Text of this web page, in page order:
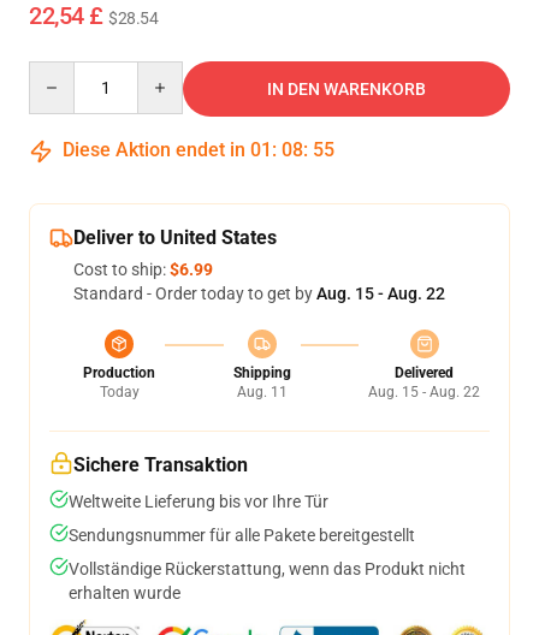
22,54 £ $28.54
IN DEN WARENKORB
Diese Aktion endet in 01 : 08: 54
Deliver to United States
Cost to ship:$6.99
Standard - Order today to get byAug. 15 - Aug. 22
Production
Today
Shipping
Aug. 11
Delivered
Aug. 15 - Aug. 22
Sichere Transaktion
Weltweite Lieferung bis vor Ihre Tür
Sendungsnummer für alle Pakete bereitgestellt
Vollständige Rückerstattung, wenn das Produkt nicht
erhalten wurde